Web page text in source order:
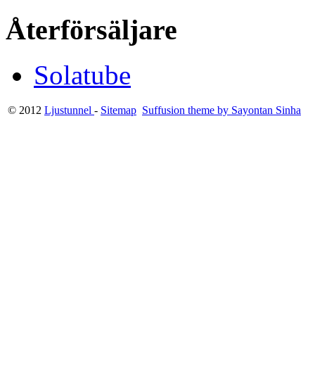
Återförsäljare
Solatube
© 2012 Ljustunnel - Sitemap Suffusion theme by Sayontan Sinha